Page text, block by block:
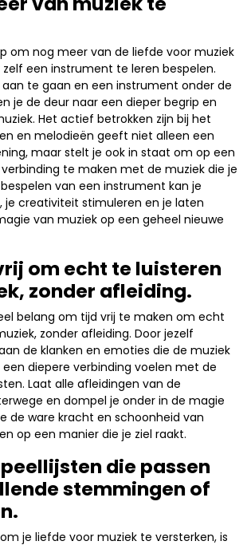
om nog meer van de liefde voor muziek
zelf een instrument te leren bespelen.
te gaan en een instrument onder de
je de deur naar een dieper begrip en
Het actief betrokken zijn bij het
en melodieën geeft niet alleen een
maar stelt je ook in staat om op een
te maken met de muziek die je
van een instrument kan je
je creativiteit stimuleren en je laten
van muziek op een geheel nieuwe
om echt te luisteren
zonder afleiding.
belang om tijd vrij te maken om echt
zonder afleiding. Door jezelf
de klanken en emoties die de muziek
diepere verbinding voelen met de
Laat alle afleidingen van de
en dompel je onder in de magie
de ware kracht en schoonheid van
op een manier die je ziel raakt.
die passen
stemmingen of
je liefde voor muziek te versterken, is